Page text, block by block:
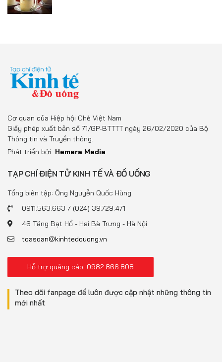
Cơ quan của Hiệp hội Chè Việt Nam
Giấy phép xuất bản số 71/GP-BTTTT ngày 26/02/2020 của Bộ
Thông tin và Truyền thông.
Phát triển bởi Hemera Media
TẠP CHÍ ĐIỆN TỬ KINH TẾ VÀ ĐỒ UỐNG
Tổng biên tập: Ông Nguyễn Quốc Hùng
0911.563.663 / (024) 39.729.471
46 Tăng Bạt Hổ - Hai Bà Trưng - Hà Nội
toasoan@kinhtedouong.vn
Hỗ trợ quảng cáo: 0982.866.808
Theo dõi fanpage để luôn được cập nhật những thông tin
mới nhất